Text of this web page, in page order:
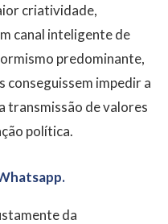
criatividade,
canal inteligente de
predominante,
conseguissem impedir a
transmissão de valores
política.
da